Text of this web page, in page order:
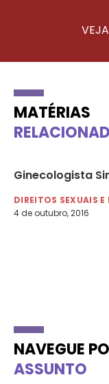
MATÉRIAS
Ginecologista
DIREITOS SEXUAIS
4 de outubro, 2016
NAVEGUE
ASSUNTO